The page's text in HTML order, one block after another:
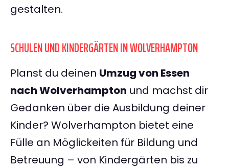
gestalten.
SCHULEN UND KINDERGÄRTEN IN WOLVERHAMPTON
Planst du deinen Umzug von Essen
nach Wolverhampton und machst dir
Gedanken über die Ausbildung deiner
Kinder? Wolverhampton bietet eine
Fülle an Möglickeiten für Bildung und
Betreuung – von Kindergärten bis zu